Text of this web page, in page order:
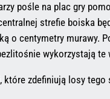
pośle na plac gry
strefie boiska
o centymetry murawy.
wykorzystają
które zdefiniują losy